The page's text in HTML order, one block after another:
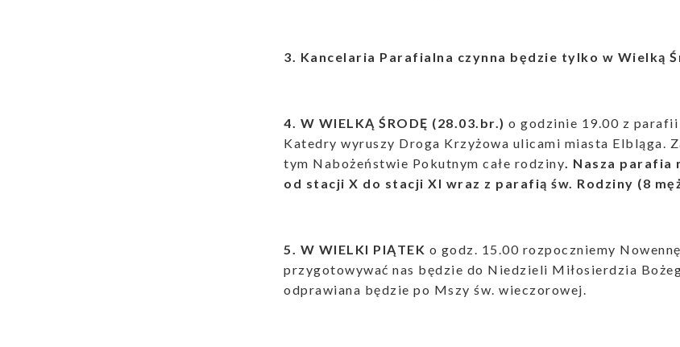
3. Kancelaria Parafialna czynna będzie tylko w Wielką
4. W WIELKĄ ŚRODĘ (28.03.br.) o godzinie 19.00 z
Katedry wyruszy Droga Krzyżowa ulicami miasta Elbląga.
tym Nabożeństwie Pokutnym całe rodziny. Nasza parafia
od stacji X do stacji XI wraz z parafią św. Rodziny (8
5. W WIELKI PIĄTEK o godz. 15.00 rozpoczniemy
przygotowywać nas będzie do Niedzieli Miłosierdzia
odprawiana będzie po Mszy św. wieczorowej.